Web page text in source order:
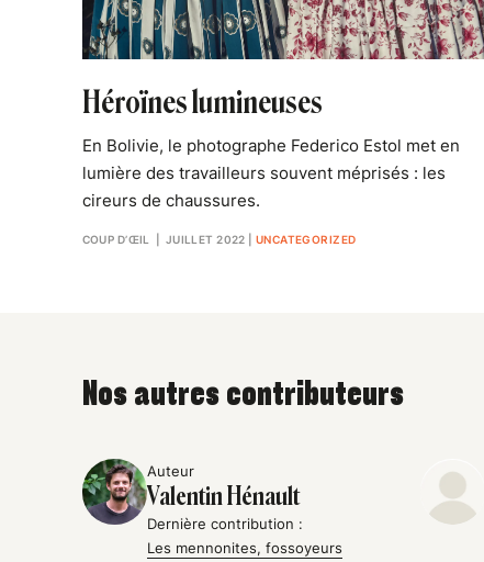
Héroïnes lumineuses
En Bolivie, le photographe Federico Estol met en
lumière des travailleurs souvent méprisés : les
cireurs de chaussures.
COUP D’ŒIL | JUILLET 2022 UNCATEGORIZED
Nos autres contributeurs
Auteur
Valentin Hénault
Dernière contribution :
Les mennonites, fossoyeurs